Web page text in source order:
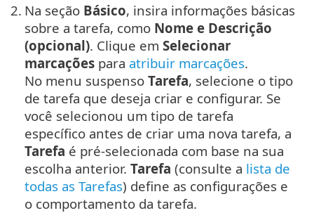
2. Na seção Básico, insira informações básicas
sobre a tarefa, como Nome e Descrição
(opcional). Clique em Selecionar
marcações para atribuir marcações.
No menu suspenso Tarefa, selecione o tipo
de tarefa que deseja criar e configurar. Se
você selecionou um tipo de tarefa
específico antes de criar uma nova tarefa, a
Tarefa é pré-selecionada com base na sua
escolha anterior. Tarefa (consulte a lista de
todas as Tarefas) define as configurações e
o comportamento da tarefa.